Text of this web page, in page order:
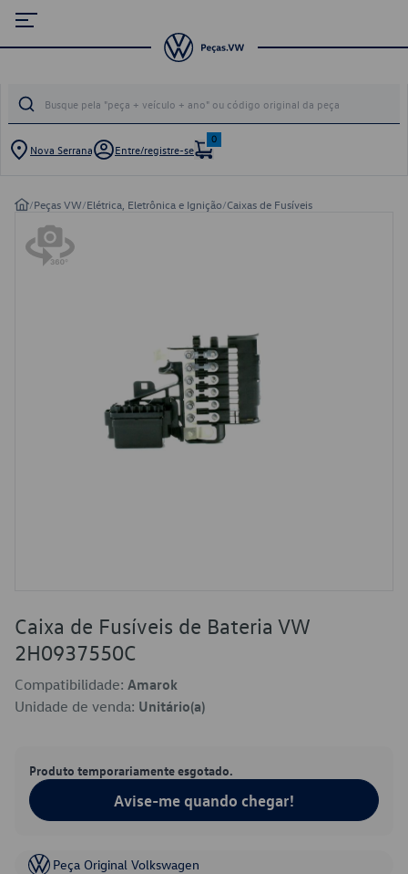
Nova Serrana Entre/registre-se
0
/Peças VW/Elétrica, Eletrônica e Ignição/Caixas de Fusíveis
Caixa de Fusíveis de Bateria VW
2H0937550C
Compatibilidade: Amarok
Unidade de venda: Unitário(a)
Produto temporariamente esgotado.
Avise-me quando chegar!
Peça Original Volkswagen